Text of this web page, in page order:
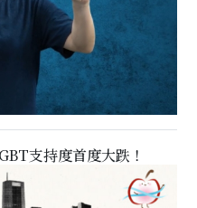
支持度首度大跌！